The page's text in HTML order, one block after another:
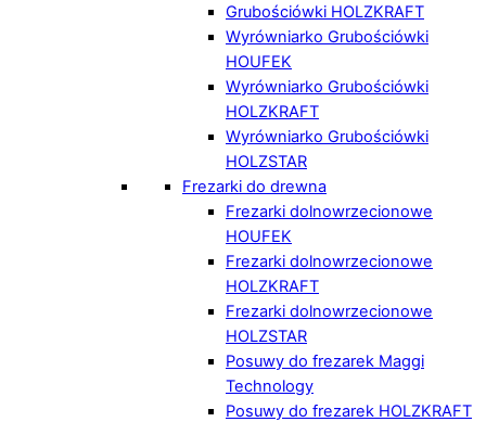
Grubościówki HOLZKRAFT
Wyrówniarko Grubościówki
HOUFEK
Wyrówniarko Grubościówki
HOLZKRAFT
Wyrówniarko Grubościówki
HOLZSTAR
Frezarki do drewna
Frezarki dolnowrzecionowe
HOUFEK
Frezarki dolnowrzecionowe
HOLZKRAFT
Frezarki dolnowrzecionowe
HOLZSTAR
Posuwy do frezarek Maggi
Technology
Posuwy do frezarek HOLZKRAFT